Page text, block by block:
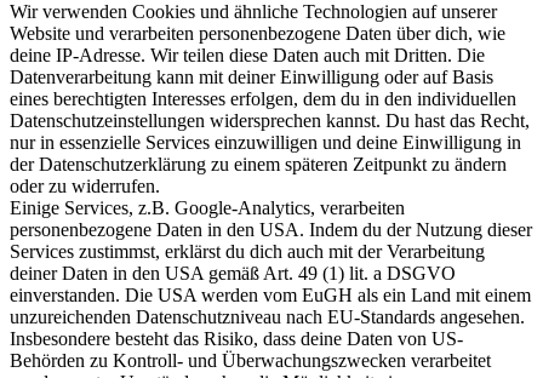
Wir verwenden Cookies und ähnliche Technologien auf unserer
Website und verarbeiten personenbezogene Daten über dich, wie
deine IP-Adresse. Wir teilen diese Daten auch mit Dritten. Die
Datenverarbeitung kann mit deiner Einwilligung oder auf Basis
eines berechtigten Interesses erfolgen, dem du in den individuellen
Datenschutzeinstellungen widersprechen kannst. Du hast das Recht,
nur in essenzielle Services einzuwilligen und deine Einwilligung in
der Datenschutzerklärung zu einem späteren Zeitpunkt zu ändern
oder zu widerrufen.
Einige Services, z.B. Google-Analytics, verarbeiten
personenbezogene Daten in den USA. Indem du der Nutzung dieser
Services zustimmst, erklärst du dich auch mit der Verarbeitung
deiner Daten in den USA gemäß Art. 49 (1) lit. a DSGVO
einverstanden. Die USA werden vom EuGH als ein Land mit einem
unzureichenden Datenschutzniveau nach EU-Standards angesehen.
Insbesondere besteht das Risiko, dass deine Daten von US-
Behörden zu Kontroll- und Überwachungszwecken verarbeitet